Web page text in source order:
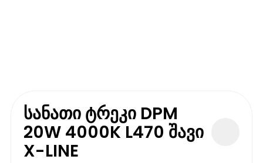
სანათი ტრეკი DPM
20W 4000K L470 შავი
X-LINE